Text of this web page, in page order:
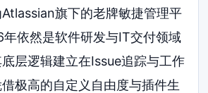
旗下的老牌敏捷管理平
依然是软件研发与IT交付领域
层逻辑建立在Issue追踪与工作
极高的自定义自由度与插件生